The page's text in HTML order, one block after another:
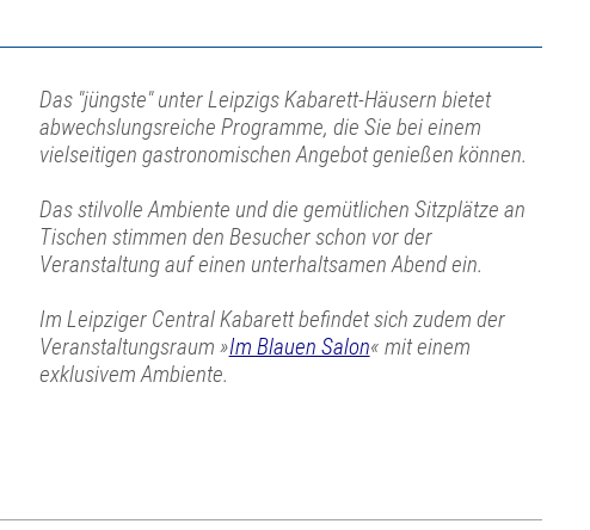
Das "jüngste" unter Leipzigs Kabarett-Häusern bietet
abwechslungsreiche Programme, die Sie bei einem
vielseitigen gastronomischen Angebot genießen können.
Das stilvolle Ambiente und die gemütlichen Sitzplätze an
Tischen stimmen den Besucher schon vor der
Veranstaltung auf einen unterhaltsamen Abend ein.
Im Leipziger Central Kabarett befindet sich zudem der
Veranstaltungsraum »Im Blauen Salon« mit einem
exklusivem Ambiente.